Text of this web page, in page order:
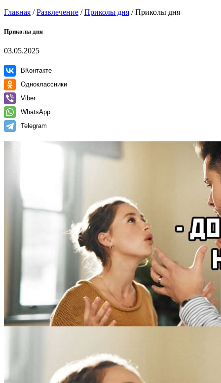
Главная /Развлечение /Приколы дня /Приколы дня
Приколы дня
03.05.2025
ВКонтакте
Одноклассники
Viber
WhatsApp
Telegram